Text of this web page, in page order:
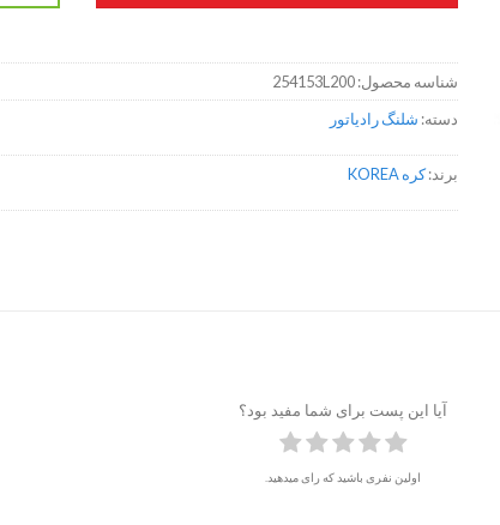
شناسه محصول:254153L200
دسته: شلنگ رادیاتور
برند:کره KOREA
آیا این پست برای شما مفید بود؟
اولین نفری باشید که رای میدهید.